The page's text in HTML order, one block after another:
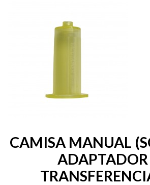
CAMISA MANUAL
ADAPTADOR